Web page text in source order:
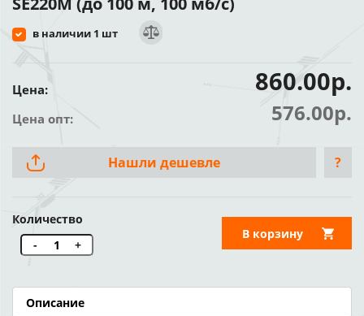
в наличии 1 шт
Цена: 860.00р.
Цена опт: 576.00р.
Нашли дешевле ?
Количество
-
+
В корзину
Описание